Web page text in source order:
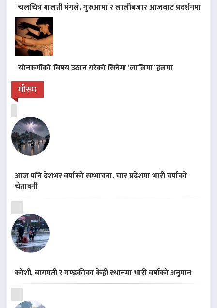
चलचित्र मालती मंगले, गुरुआमा र लालीबजार आजबाट प्रदर्शनमा
यौनकर्मीको विषय उठान गरेको सिनेमा ‘लालिमा’ हलमा
मौसम
आज पनि देशभर वर्षाको सम्भावना, चार प्रदेशमा भारी वर्षाको
चेतावनी
कोशी, बागमती र गण्डकीका केही स्थानमा भारी वर्षाको अनुमान